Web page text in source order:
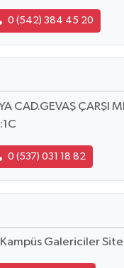
0 (542) 384 45 20
CAD.GEVAŞ ÇARŞI
0 (537) 031 18 82
Galericiler